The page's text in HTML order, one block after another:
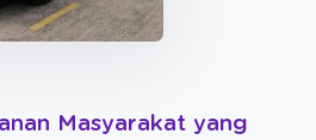
Masyarakat yang